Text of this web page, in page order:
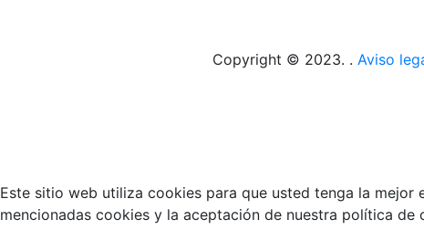
Copyright © 2023. . Aviso
Este sitio web utiliza cookies para que usted tenga la
mencionadas cookies y la aceptación de nuestra política de